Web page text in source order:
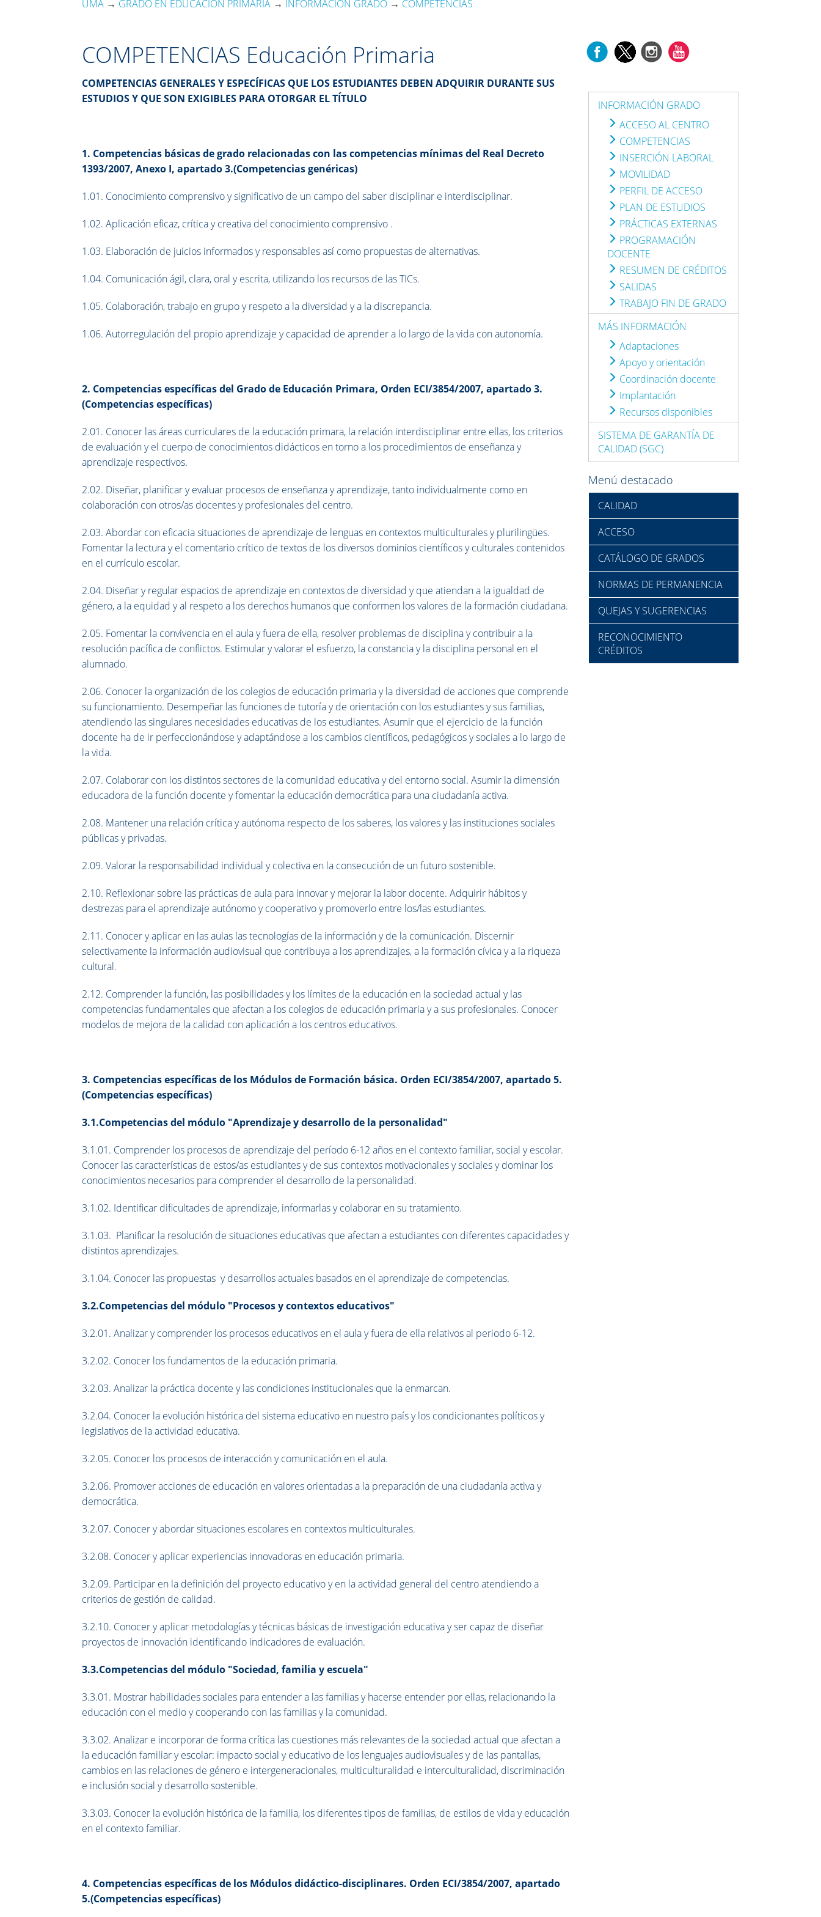
UMA → GRADO EN EDUCACIÓN PRIMARIA → INFORMACIÓN GRADO → COMPETENCIAS
COMPETENCIAS Educación Primaria
COMPETENCIAS GENERALES Y ESPECÍFICAS QUE LOS ESTUDIANTES DEBEN ADQUIRIR DURANTE SUS
ESTUDIOS Y QUE SON EXIGIBLES PARA OTORGAR EL TÍTULO
1. Competencias básicas de grado relacionadas con las competencias mínimas del Real Decreto
1393/2007, Anexo I, apartado 3.(Competencias genéricas)
1.01. Conocimiento comprensivo y significativo de un campo del saber disciplinar e interdisciplinar.
1.02. Aplicación eficaz, crítica y creativa del conocimiento comprensivo .
1.03. Elaboración de juicios informados y responsables así como propuestas de alternativas.
1.04. Comunicación ágil, clara, oral y escrita, utilizando los recursos de las TICs.
1.05. Colaboración, trabajo en grupo y respeto a la diversidad y a la discrepancia.
1.06. Autorregulación del propio aprendizaje y capacidad de aprender a lo largo de la vida con autonomía.
2. Competencias específicas del Grado de Educación Primara, Orden ECI/3854/2007, apartado 3.
(Competencias específicas)
2.01. Conocer las áreas curriculares de la educación primara, la relación interdisciplinar entre ellas, los criterios
de evaluación y el cuerpo de conocimientos didácticos en torno a los procedimientos de enseñanza y
aprendizaje respectivos.
2.02. Diseñar, planificar y evaluar procesos de enseñanza y aprendizaje, tanto individualmente como en
colaboración con otros/as docentes y profesionales del centro.
2.03. Abordar con eficacia situaciones de aprendizaje de lenguas en contextos multiculturales y plurilingües.
Fomentar la lectura y el comentario crítico de textos de los diversos dominios científicos y culturales contenidos
en el currículo escolar.
2.04. Diseñar y regular espacios de aprendizaje en contextos de diversidad y que atiendan a la igualdad de
género, a la equidad y al respeto a los derechos humanos que conformen los valores de la formación ciudadana.
2.05. Fomentar la convivencia en el aula y fuera de ella, resolver problemas de disciplina y contribuir a la
resolución pacífica de conflictos. Estimular y valorar el esfuerzo, la constancia y la disciplina personal en el
alumnado.
2.06. Conocer la organización de los colegios de educación primaria y la diversidad de acciones que comprende
su funcionamiento. Desempeñar las funciones de tutoría y de orientación con los estudiantes y sus familias,
atendiendo las singulares necesidades educativas de los estudiantes. Asumir que el ejercicio de la función
docente ha de ir perfeccionándose y adaptándose a los cambios científicos, pedagógicos y sociales a lo largo de
la vida.
2.07. Colaborar con los distintos sectores de la comunidad educativa y del entorno social. Asumir la dimensión
educadora de la función docente y fomentar la educación democrática para una ciudadanía activa.
2.08. Mantener una relación crítica y autónoma respecto de los saberes, los valores y las instituciones sociales
públicas y privadas.
2.09. Valorar la responsabilidad individual y colectiva en la consecución de un futuro sostenible.
2.10. Reflexionar sobre las prácticas de aula para innovar y mejorar la labor docente. Adquirir hábitos y
destrezas para el aprendizaje autónomo y cooperativo y promoverlo entre los/las estudiantes.
2.11. Conocer y aplicar en las aulas las tecnologías de la información y de la comunicación. Discernir
selectivamente la información audiovisual que contribuya a los aprendizajes, a la formación cívica y a la riqueza
cultural.
2.12. Comprender la función, las posibilidades y los límites de la educación en la sociedad actual y las
competencias fundamentales que afectan a los colegios de educación primaria y a sus profesionales. Conocer
modelos de mejora de la calidad con aplicación a los centros educativos.
3. Competencias específicas de los Módulos de Formación básica. Orden ECI/3854/2007, apartado 5.
(Competencias específicas)
3.1.Competencias del módulo "Aprendizaje y desarrollo de la personalidad"
3.1.01. Comprender los procesos de aprendizaje del período 6-12 años en el contexto familiar, social y escolar.
Conocer las características de estos/as estudiantes y de sus contextos motivacionales y sociales y dominar los
conocimientos necesarios para comprender el desarrollo de la personalidad.
3.1.02. Identificar dificultades de aprendizaje, informarlas y colaborar en su tratamiento.
3.1.03. Planificar la resolución de situaciones educativas que afectan a estudiantes con diferentes capacidades y
distintos aprendizajes.
3.1.04. Conocer las propuestas y desarrollos actuales basados en el aprendizaje de competencias.
3.2.Competencias del módulo "Procesos y contextos educativos"
3.2.01. Analizar y comprender los procesos educativos en el aula y fuera de ella relativos al periodo 6-12.
3.2.02. Conocer los fundamentos de la educación primaria.
3.2.03. Analizar la práctica docente y las condiciones institucionales que la enmarcan.
3.2.04. Conocer la evolución histórica del sistema educativo en nuestro país y los condicionantes políticos y
legislativos de la actividad educativa.
3.2.05. Conocer los procesos de interacción y comunicación en el aula.
3.2.06. Promover acciones de educación en valores orientadas a la preparación de una ciudadanía activa y
democrática.
3.2.07. Conocer y abordar situaciones escolares en contextos multiculturales.
3.2.08. Conocer y aplicar experiencias innovadoras en educación primaria.
3.2.09. Participar en la definición del proyecto educativo y en la actividad general del centro atendiendo a
criterios de gestión de calidad.
3.2.10. Conocer y aplicar metodologías y técnicas básicas de investigación educativa y ser capaz de diseñar
proyectos de innovación identificando indicadores de evaluación.
3.3.Competencias del módulo "Sociedad, familia y escuela"
3.3.01. Mostrar habilidades sociales para entender a las familias y hacerse entender por ellas, relacionando la
educación con el medio y cooperando con las familias y la comunidad.
3.3.02. Analizar e incorporar de forma crítica las cuestiones más relevantes de la sociedad actual que afectan a
la educación familiar y escolar: impacto social y educativo de los lenguajes audiovisuales y de las pantallas,
cambios en las relaciones de género e intergeneracionales, multiculturalidad e interculturalidad, discriminación
e inclusión social y desarrollo sostenible.
3.3.03. Conocer la evolución histórica de la familia, los diferentes tipos de familias, de estilos de vida y educación
en el contexto familiar.
4. Competencias específicas de los Módulos didáctico-disciplinares. Orden ECI/3854/2007, apartado
5.(Competencias específicas)
INFORMACIÓN GRADO
ACCESO AL CENTRO
COMPETENCIAS
INSERCIÓN LABORAL
MOVILIDAD
PERFIL DE ACCESO
PLAN DE ESTUDIOS
PRÁCTICAS EXTERNAS
PROGRAMACIÓN
DOCENTE
RESUMEN DE CRÉDITOS
SALIDAS
TRABAJO FIN DE GRADO
MÁS INFORMACIÓN
Adaptaciones
Apoyo y orientación
Coordinación docente
Implantación
Recursos disponibles
SISTEMA DE GARANTÍA DE
CALIDAD (SGC)
Menú destacado
CALIDAD
ACCESO
CATÁLOGO DE GRADOS
NORMAS DE PERMANENCIA
QUEJAS Y SUGERENCIAS
RECONOCIMIENTO
CRÉDITOS